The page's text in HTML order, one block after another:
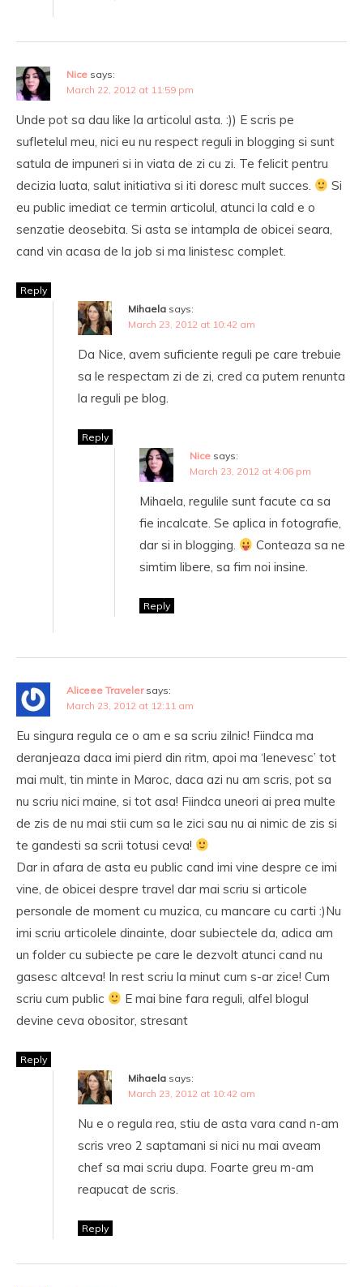
Nice says:
March 22, 2012 at 11:59 pm
Unde pot sa dau like la articolul asta. :)) E scris pe
sufletelul meu, nici eu nu respect reguli in blogging si sunt
satula de impuneri si in viata de zi cu zi. Te felicit pentru
decizia luata, salut initiativa si iti doresc mult succes.
Si
eu public imediat ce termin articolul, atunci la cald e o
senzatie deosebita. Si asta se intampla de obicei seara,
cand vin acasa de la job si ma linistesc complet.
Reply
Mihaela says:
March 23, 2012 at 10:42 am
Da Nice, avem suficiente reguli pe care trebuie
sa le respectam zi de zi, cred ca putem renunta
la reguli pe blog.
Reply
Nice says:
March 23, 2012 at 4:06 pm
Mihaela, regulile sunt facute ca sa
fie incalcate. Se aplica in fotografie,
dar si in blogging.
Conteaza sa ne
simtim libere, sa fim noi insine.
Reply
Aliceee Traveler says:
March 23, 2012 at 12:11 am
Eu singura regula ce o am e sa scriu zilnic! Fiindca ma
deranjeaza daca imi pierd din ritm, apoi ma ‘lenevesc’ tot
mai mult, tin minte in Maroc, daca azi nu am scris, pot sa
nu scriu nici maine, si tot asa! Fiindca uneori ai prea multe
de zis de nu mai stii cum sa le zici sau nu ai nimic de zis si
te gandesti sa scrii totusi ceva!
Dar in afara de asta eu public cand imi vine despre ce imi
vine, de obicei despre travel dar mai scriu si articole
personale de moment cu muzica, cu mancare cu carti :)Nu
imi scriu articolele dinainte, doar subiectele da, adica am
un folder cu subiecte pe care le dezvolt atunci cand nu
gasesc altceva! In rest scriu la minut cum s-ar zice! Cum
scriu cum public
E mai bine fara reguli, alfel blogul
devine ceva obositor, stresant
Reply
Mihaela says:
March 23, 2012 at 10:42 am
Nu e o regula rea, stiu de asta vara cand n-am
scris vreo 2 saptamani si nici nu mai aveam
chef sa mai scriu dupa. Foarte greu m-am
reapucat de scris.
Reply